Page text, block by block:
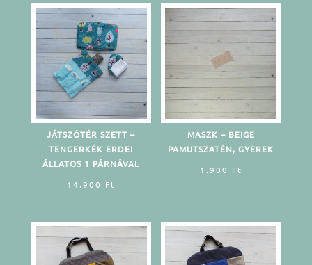
JÁTSZÓTÉR SZETT –
TENGERKÉK ERDEI
ÁLLATOS 1 PÁRNÁVAL
14.900 Ft
MASZK – BEIGE
PAMUTSZATÉN, GYEREK
1.900 Ft